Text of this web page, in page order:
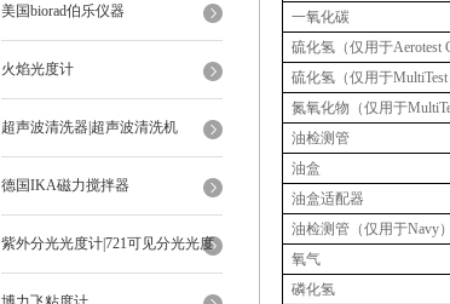
化机
美国biorad伯乐仪器
火焰光度计
超声波清洗器|超声波清洗机
德国IKA磁力搅拌器
紫外分光光度计|721可见分光光度
计
一氧化碳
硫化氢（仅用于Aerotest
硫化氢（仅用于MultiTest
氮氧化物（仅用于
油检测管
油盒
油盒适配器
油检测管（仅用于Navy）
氧气
磷化氢